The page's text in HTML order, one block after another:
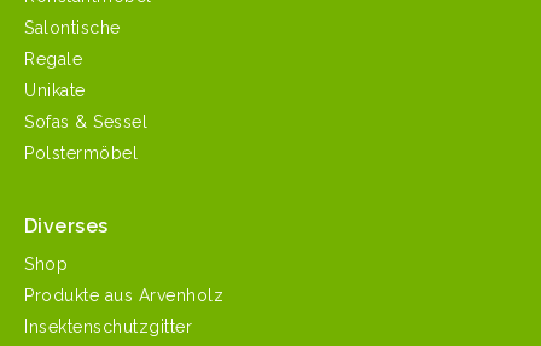
Salontische
Regale
Unikate
Sofas & Sessel
Polstermöbel
Diverses
Shop
Produkte aus Arvenholz
Insektenschutzgitter